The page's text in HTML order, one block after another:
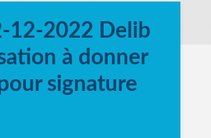
12-2022 Delib
à donner
signature